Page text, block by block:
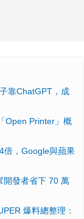
靠ChatGPT，成
Open Printer」概
倍，Google與蘋果
開發者省下 70 萬
爆料總整理：